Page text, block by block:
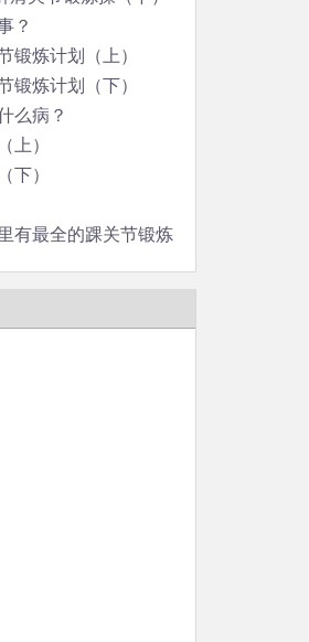
？
锻炼计划（上）
锻炼计划（下）
么病？
上）
下）
有最全的踝关节锻炼